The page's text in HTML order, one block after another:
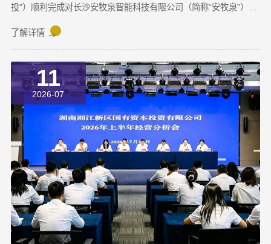
投”）顺利完成对长沙安牧泉智能科技有限公司（简称“安牧泉”）
本依托旗下自主管理的3支产业基金，累计对安牧泉投资已达1亿
茂第一次走进安牧泉老厂区尽调时，印象最深的不是气派，而是
“挤”。产线布局非常小，设备排列极度紧凑，办公空间十分局促，
王茂回忆说：“当时厂区硬件条件，已难以匹配企业业务扩张需求。
了解详情
11
2026-07